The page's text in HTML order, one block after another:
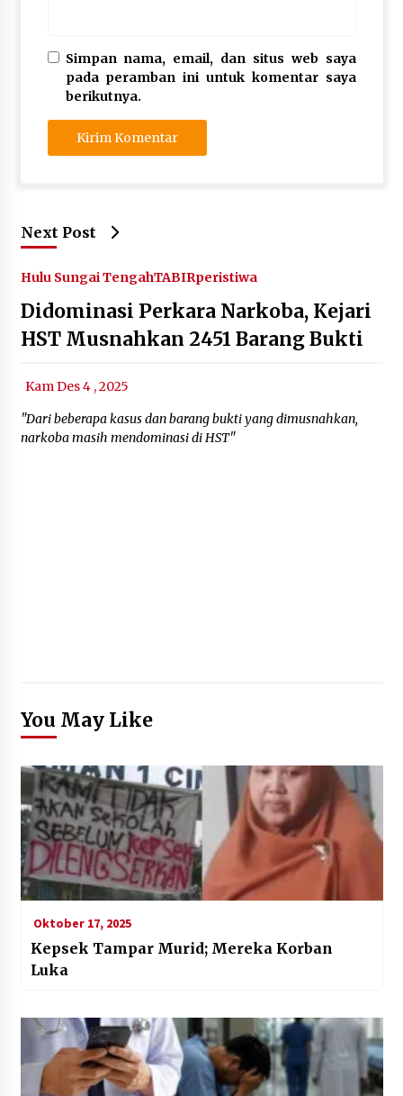
Simpan nama, email, dan situs web saya
pada peramban ini untuk komentar saya
berikutnya.
Next Post
Hulu Sungai TengahTABIRperistiwa
Didominasi Perkara Narkoba, Kejari
HST Musnahkan 2451 Barang Bukti
Kam Des 4 , 2025
"Dari beberapa kasus dan barang bukti yang dimusnahkan,
narkoba masih mendominasi di HST"
You May Like
Oktober 17, 2025
Kepsek Tampar Murid; Mereka Korban
Luka